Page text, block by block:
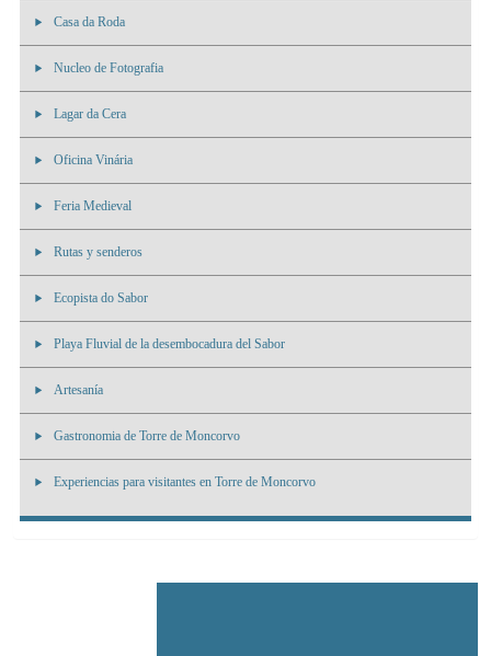
Casa da Roda
Nucleo de Fotografia
Lagar da Cera
Oficina Vinária
Feria Medieval
Rutas y senderos
Ecopista do Sabor
Playa Fluvial de la desembocadura del Sabor
Artesanía
Gastronomia de Torre de Moncorvo
Experiencias para visitantes en Torre de Moncorvo